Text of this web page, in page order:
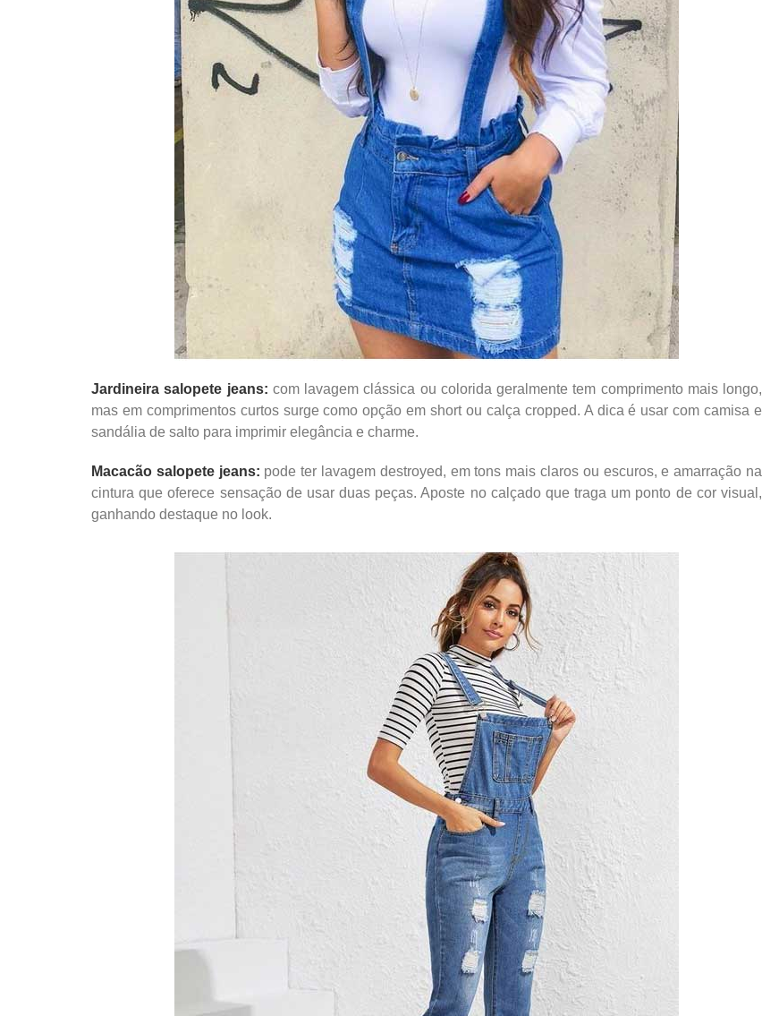
Jardineira salopete jeans: com lavagem clássica ou colorida geralmente tem comprimento mais longo,
mas em comprimentos curtos surge como opção em short ou calça cropped. A dica é usar com camisa e
sandália de salto para imprimir elegância e charme.
Macacão salopete jeans: pode ter lavagem destroyed, em tons mais claros ou escuros, e amarração na
cintura que oferece sensação de usar duas peças. Aposte no calçado que traga um ponto de cor visual,
ganhando destaque no look.